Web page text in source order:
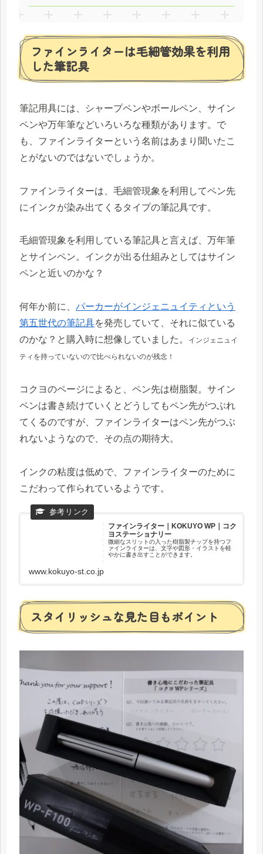
ファインライターは毛細管効果を利用
した筆記具
筆記用具には、シャープペンやボールペン、サイン
ペンや万年筆などいろいろな種類があります。で
も、ファインライターという名前はあまり聞いたこ
とがないのではないでしょうか。
ファインライターは、毛細管現象を利用してペン先
にインクが染み出てくるタイプの筆記具です。
毛細管現象を利用している筆記具と言えば、万年筆
とサインペン。インクが出る仕組みとしてはサイン
ペンと近いのかな？
何年か前に、 パーカーがインジェニュイティという
第五世代の筆記具を発売していて、それに似ている
のかな？と購入時に想像していました。
インジェニュイ
ティを持っていないので比べられないのが残念！
コクヨのページによると、ペン先は樹脂製。サイン
ペンは書き続けていくとどうしてもペン先がつぶれ
てくるのですが、ファインライターはペン先がつぶ
れないようなので、その点の期待大。
インクの粘度は低めで、ファインライターのために
こだわって作られているようです。
ファインライター｜KOKUYO WP｜コク
ヨステーショナリー
微細なスリットの入った樹脂製チップを持つフ
ァインライターは、文字や図形・イラストを軽
やかに書き出すことができます。
www.kokuyo-st.co.jp
スタイリッシュな見た目もポイント